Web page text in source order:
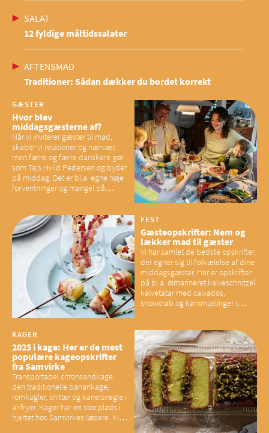
SALAT
12 fyldige måltidssalater
AFTENSMAD
Traditioner: Sådan dækker du bordet korrekt
GÆSTER
Hvor blev
middagsgæsterne af?
Når vi inviterer gæster til mad,
skaber vi relationer og nærvær,
men færre og færre danskere gør
som Tajs Hviid Pedersen og byder
på middag. Det er bl.a. egne høje
forventninger og mangel på
have konsekvenser for vores
sociale fællesskaber
FEST
Gæsteopskrifter: Nem og
lækker mad til gæster
Vi har samlet de bedste opskrifter,
der egner sig til forkælelse af dine
middagsgæster. Her er opskrifter
på bl.a. ølmarineret kalveschnitzel,
kalvetatar med calvados,
snowcrab og kammuslinger i
KAGER
2025 i kage: Her er de mest
populære kageopskrifter
fra Samvirke
Transportabel citronsandkage,
den traditionelle banankage,
romkugler, snitter og kanelsnegle i
airfryer. Kager har en stor plads i
hjertet hos Samvirkes læsere. Kig